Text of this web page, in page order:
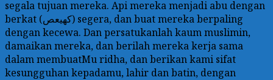
segala tujuan mereka. Api mereka menjadi abu dengan
berkat (كهيعص) segera, dan buat mereka berpaling
dengan kecewa. Dan persatukanlah kaum muslimin,
damaikan mereka, dan berilah mereka kerja sama
dalam membuatMu ridha, dan berikan kami sifat
kesungguhan kepadamu, lahir dan batin, dengan